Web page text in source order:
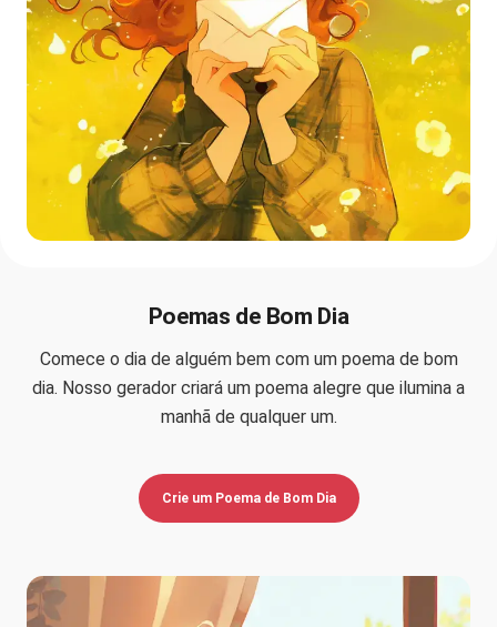
Poemas de Bom Dia
Comece o dia de alguém bem com um poema de bom
dia. Nosso gerador criará um poema alegre que ilumina a
manhã de qualquer um.
Crie um Poema de Bom Dia